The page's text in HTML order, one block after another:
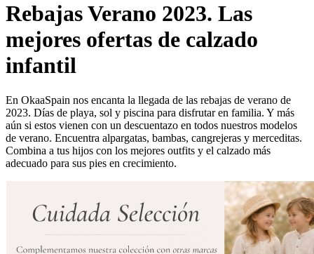
Rebajas Verano 2023. Las
mejores ofertas de calzado
infantil
En OkaaSpain nos encanta la llegada de las rebajas de verano de
2023. Días de playa, sol y piscina para disfrutar en familia. Y más
aún si estos vienen con un descuentazo en todos nuestros modelos
de verano. Encuentra alpargatas, bambas, cangrejeras y merceditas.
Combina a tus hijos con los mejores outfits y el calzado más
adecuado para sus pies en crecimiento.